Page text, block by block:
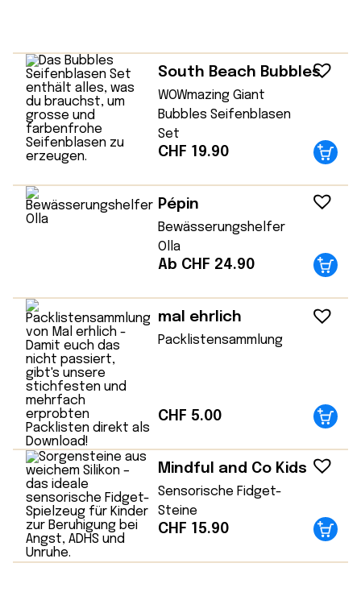
South Beach Bubbles
WOWmazing Giant
Bubbles Seifenblasen
Set
CHF 19.90
Pépin
Bewässerungshelfer
Olla
Ab CHF 24.90
mal ehrlich
Packlistensammlung
CHF 5.00
Mindful and Co Kids
Sensorische Fidget-
Steine
CHF 15.90